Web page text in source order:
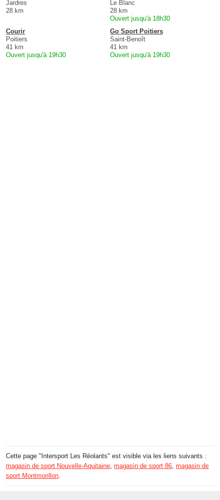
Jardres
28 km
Le Blanc
28 km
Ouvert jusqu'à 18h30
Courir
Poitiers
41 km
Ouvert jusqu'à 19h30
Go Sport Poitiers
Saint-Benoît
41 km
Ouvert jusqu'à 19h30
Cette page "Intersport Les Réolants" est visible via les liens suivants :
magasin de sport Nouvelle-Aquitaine magasin de sport 86 magasin de
sport Montmorillon